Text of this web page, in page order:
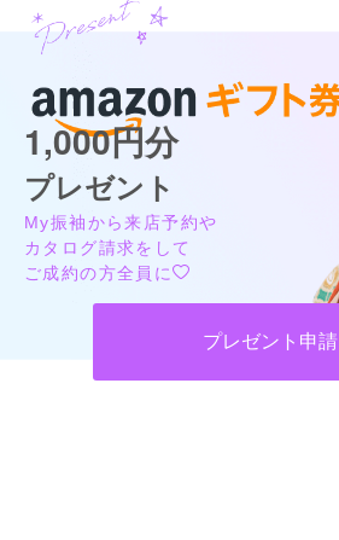
1,000円分
プレゼント
My振袖から来店予約や
カタログ請求をして
ご成約の方全員に
プレゼント申請